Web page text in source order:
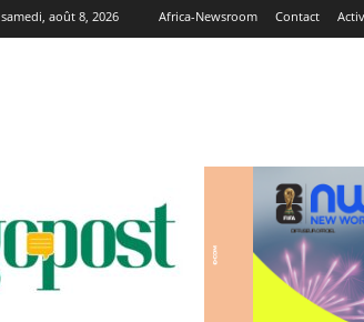
samedi, août 8, 2026 Africa-Newsroom Contact